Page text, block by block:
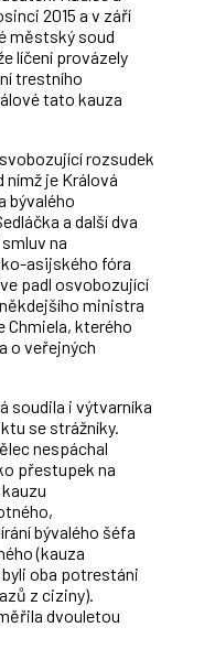
2015 a v září
městský soud
líčení provázely
trestního
tato kauza
rozsudek
nímž je Králová
bývalého
a další dva
na
asijského fóra
padl osvobozující
ministra
Chmiela, kterého
o veřejných
soudila i výtvarníka
se strážníky.
nespáchal
přestupek na
bývalého šéfa
(kauza
oba potrestáni
z ciziny).
dvouletou